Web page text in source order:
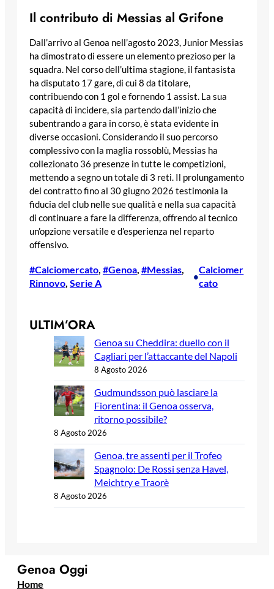
Il contributo di Messias al Grifone
Dall’arrivo al Genoa nell’agosto 2023, Junior Messias
ha dimostrato di essere un elemento prezioso per la
squadra. Nel corso dell’ultima stagione, il fantasista
ha disputato 17 gare, di cui 8 da titolare,
contribuendo con 1 gol e fornendo 1 assist. La sua
capacità di incidere, sia partendo dall’inizio che
subentrando a gara in corso, è stata evidente in
diverse occasioni. Considerando il suo percorso
complessivo con la maglia rossoblù, Messias ha
collezionato 36 presenze in tutte le competizioni,
mettendo a segno un totale di 3 reti. Il prolungamento
del contratto fino al 30 giugno 2026 testimonia la
fiducia del club nelle sue qualità e nella sua capacità
di continuare a fare la differenza, offrendo al tecnico
un’opzione versatile e d’esperienza nel reparto
offensivo.
#Calciomercato, #Genoa, #Messias
Rinnovo, Serie A
•
Calciomer
cato
ULTIM’ORA
Genoa su Cheddira: duello con il
Cagliari per l’attaccante del Napoli
8 Agosto 2026
Gudmundsson può lasciare la
Fiorentina: il Genoa osserva,
ritorno possibile?
8 Agosto 2026
Genoa, tre assenti per il Trofeo
Spagnolo: De Rossi senza Havel,
Meichtry e Traorè
8 Agosto 2026
Genoa Oggi
Home